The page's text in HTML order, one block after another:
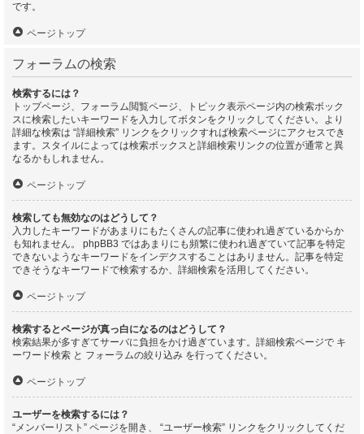
です。
ページトップ
フォーラムの検索
検索するには？
トップページ、フォーラム閲覧ページ、トピック表示ページ内の検索ボック
スに検索したいキーワードを入力してボタンをクリックしてください。より
詳細な検索は “詳細検索” リンクをクリックすれば検索ページにアクセスでき
ます。スタイルによっては検索ボックスと詳細検索リンクの位置が通常と異
なるかもしれません。
ページトップ
検索しても無効なのはどうして？
入力したキーワードがあまりにもたくさんの記事に使われ過ぎているからか
も知れません。 phpBB3 ではあまりにも頻繁に使われ過ぎていて記事を特定
できないようなキーワードをインデクスすることはありません。記事を特定
できそうなキーワードで検索するか、詳細検索を活用してください。
ページトップ
検索するとページが真っ白になるのはどうして？
検索結果が多すぎてサーバに負担をかけ過ぎています。詳細検索ページで キ
ーワード検索 と フォーラムの絞り込み を行ってください。
ページトップ
ユーザーを検索するには？
“メンバーリスト” ページを開き、 “ユーザー検索” リンクをクリックしてくだ